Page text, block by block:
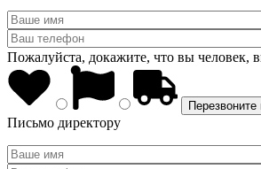
Пожалуйста, докажите, что вы человек,
Письмо директору